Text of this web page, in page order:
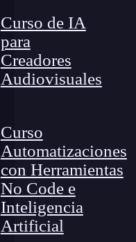
Curso de IA
para
Creadores
Audiovisuales
Curso
Automatizaciones
con Herramientas
No Code e
Inteligencia
Artificial